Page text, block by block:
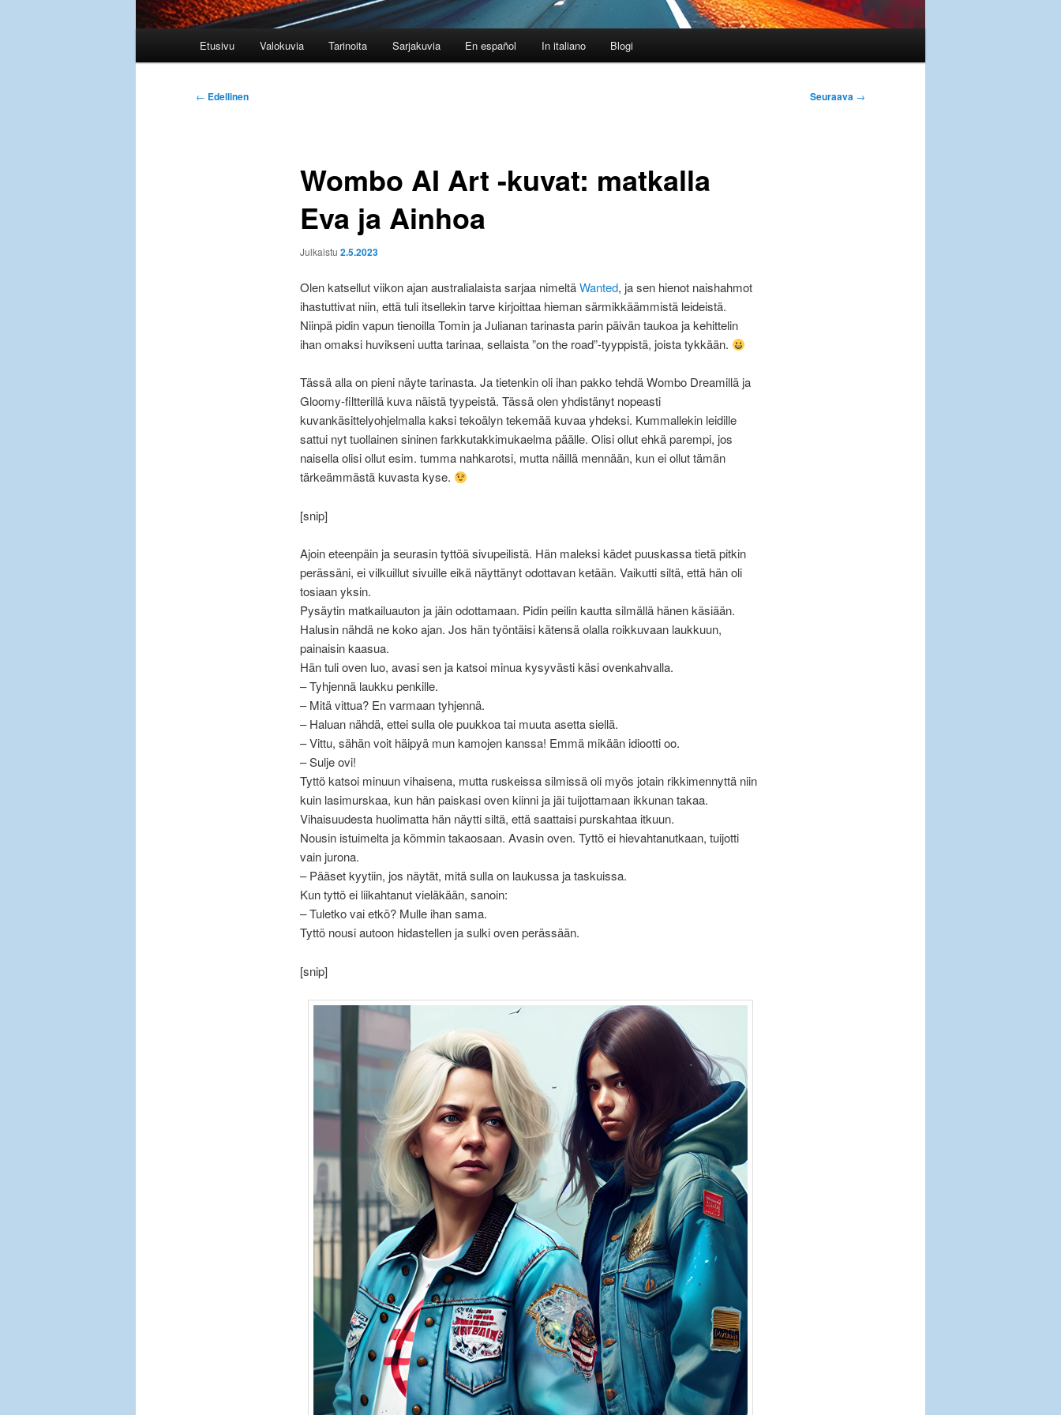
Etusivu Valokuvia Tarinoita Sarjakuvia En español In italiano Blogi
Artikkelien
← Edellinen Seuraava →
Wombo AI Art -kuvat: matkalla
Eva ja Ainhoa
Julkaistu 2.5.2023
Olen katsellut viikon ajan australialaista sarjaa nimeltäWanted, ja sen hienot naishahmot
ihastuttivat niin, että tuli itsellekin tarve kirjoittaa hieman särmikkäämmistä leideistä.
Niinpä pidin vapun tienoilla Tomin ja Julianan tarinasta parin päivän taukoa ja kehittelin
ihan omaksi huvikseni uutta tarinaa, sellaista ”on the road”-tyyppistä, joista tykkään.
Tässä alla on pieni näyte tarinasta. Ja tietenkin oli ihan pakko tehdä Wombo Dreamillä ja
Gloomy-filtterillä kuva näistä tyypeistä. Tässä olen yhdistänyt nopeasti
kuvankäsittelyohjelmalla kaksi tekoälyn tekemää kuvaa yhdeksi. Kummallekin leidille
sattui nyt tuollainen sininen farkkutakkimukaelma päälle. Olisi ollut ehkä parempi, jos
naisella olisi ollut esim. tumma nahkarotsi, mutta näillä mennään, kun ei ollut tämän
tärkeämmästä kuvasta kyse.
[snip]
Ajoin eteenpäin ja seurasin tyttöä sivupeilistä. Hän maleksi kädet puuskassa tietä pitkin
perässäni, ei vilkuillut sivuille eikä näyttänyt odottavan ketään. Vaikutti siltä, että hän oli
tosiaan yksin.
Pysäytin matkailuauton ja jäin odottamaan. Pidin peilin kautta silmällä hänen käsiään.
Halusin nähdä ne koko ajan. Jos hän työntäisi kätensä olalla roikkuvaan laukkuun,
painaisin kaasua.
Hän tuli oven luo, avasi sen ja katsoi minua kysyvästi käsi ovenkahvalla.
– Tyhjennä laukku penkille.
– Mitä vittua? En varmaan tyhjennä.
– Haluan nähdä, ettei sulla ole puukkoa tai muuta asetta siellä.
– Vittu, sähän voit häipyä mun kamojen kanssa! Emmä mikään idiootti oo.
– Sulje ovi!
Tyttö katsoi minuun vihaisena, mutta ruskeissa silmissä oli myös jotain rikkimennyttä niin
kuin lasimurskaa, kun hän paiskasi oven kiinni ja jäi tuijottamaan ikkunan takaa.
Vihaisuudesta huolimatta hän näytti siltä, että saattaisi purskahtaa itkuun.
Nousin istuimelta ja kömmin takaosaan. Avasin oven. Tyttö ei hievahtanutkaan, tuijotti
vain jurona.
– Pääset kyytiin, jos näytät, mitä sulla on laukussa ja taskuissa.
Kun tyttö ei liikahtanut vieläkään, sanoin:
– Tuletko vai etkö? Mulle ihan sama.
Tyttö nousi autoon hidastellen ja sulki oven perässään.
[snip]